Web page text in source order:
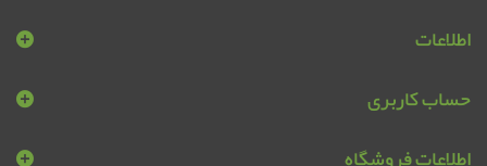
اطلاعات
حساب کاربری